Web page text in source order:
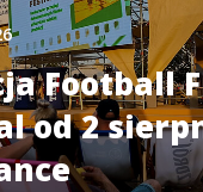
Football
od 2